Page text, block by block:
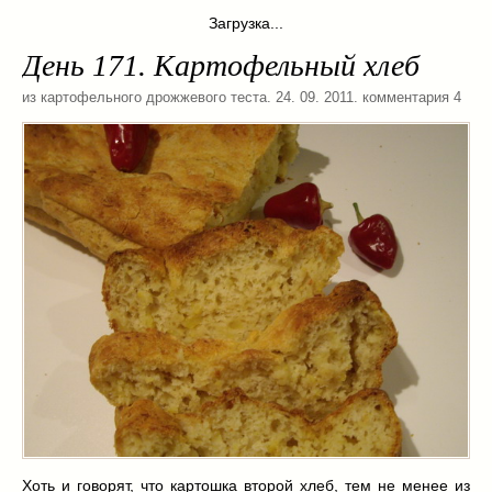
(8)
ни то, ни се (3)
рецепты для пароварки (5)
салаты (198)
сладкие блюда (9)
супы(99)
борщ(5)
молочные(4)
свекольник(2)
солянка(4)
суп с фрикадельками(8)
суп-пюре(10)
холодные супы(22)
тушеное (42)
Вкусные враги фигуры…(44)
Загрузка...
День 171. Картофельный хлеб
из картофельного дрожжевого теста. 24. 09. 2011. комментария 4
Хоть и говорят, что картошка второй хлеб, тем не менее из